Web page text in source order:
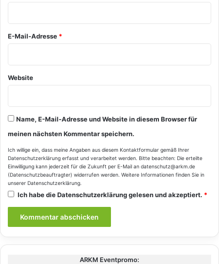
*
E-Mail-Adresse *
Website
Name, E-Mail-Adresse und Website in diesem Browser für
meinen nächsten Kommentar speichern.
Ich willige ein, dass meine Angaben aus diesem Kontaktformular gemäß Ihrer
Datenschutzerklärung erfasst und verarbeitet werden. Bitte beachten: Die erteilte
Einwilligung kann jederzeit für die Zukunft per E-Mail an datenschutz@arkm.de
(Datenschutzbeauftragter) widerrufen werden. Weitere Informationen finden Sie in
unserer Datenschutzerklärung.
Ich habe dieDatenschutzerklärunggelesen und akzeptiert. *
ARKM Eventpromo: